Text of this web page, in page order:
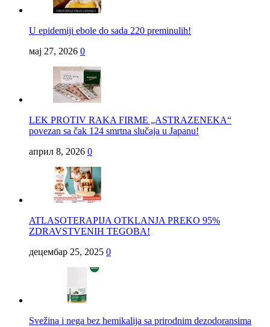
U epidemiji ebole do sada 220 preminulih!
мај 27, 2026 0
LEK PROTIV RAKA FIRME „ASTRAZENEKA“
povezan sa čak 124 smrtna slučaja u Japanu!
април 8, 2026 0
ATLASOTERAPIJA OTKLANJA PREKO 95%
ZDRAVSTVENIH TEGOBA!
децембар 25, 2025 0
Svežina i nega bez hemikalija sa prirodnim dezodoransima